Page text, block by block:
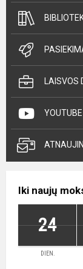
LAISVOS
Iki naujų
24
DIEN.